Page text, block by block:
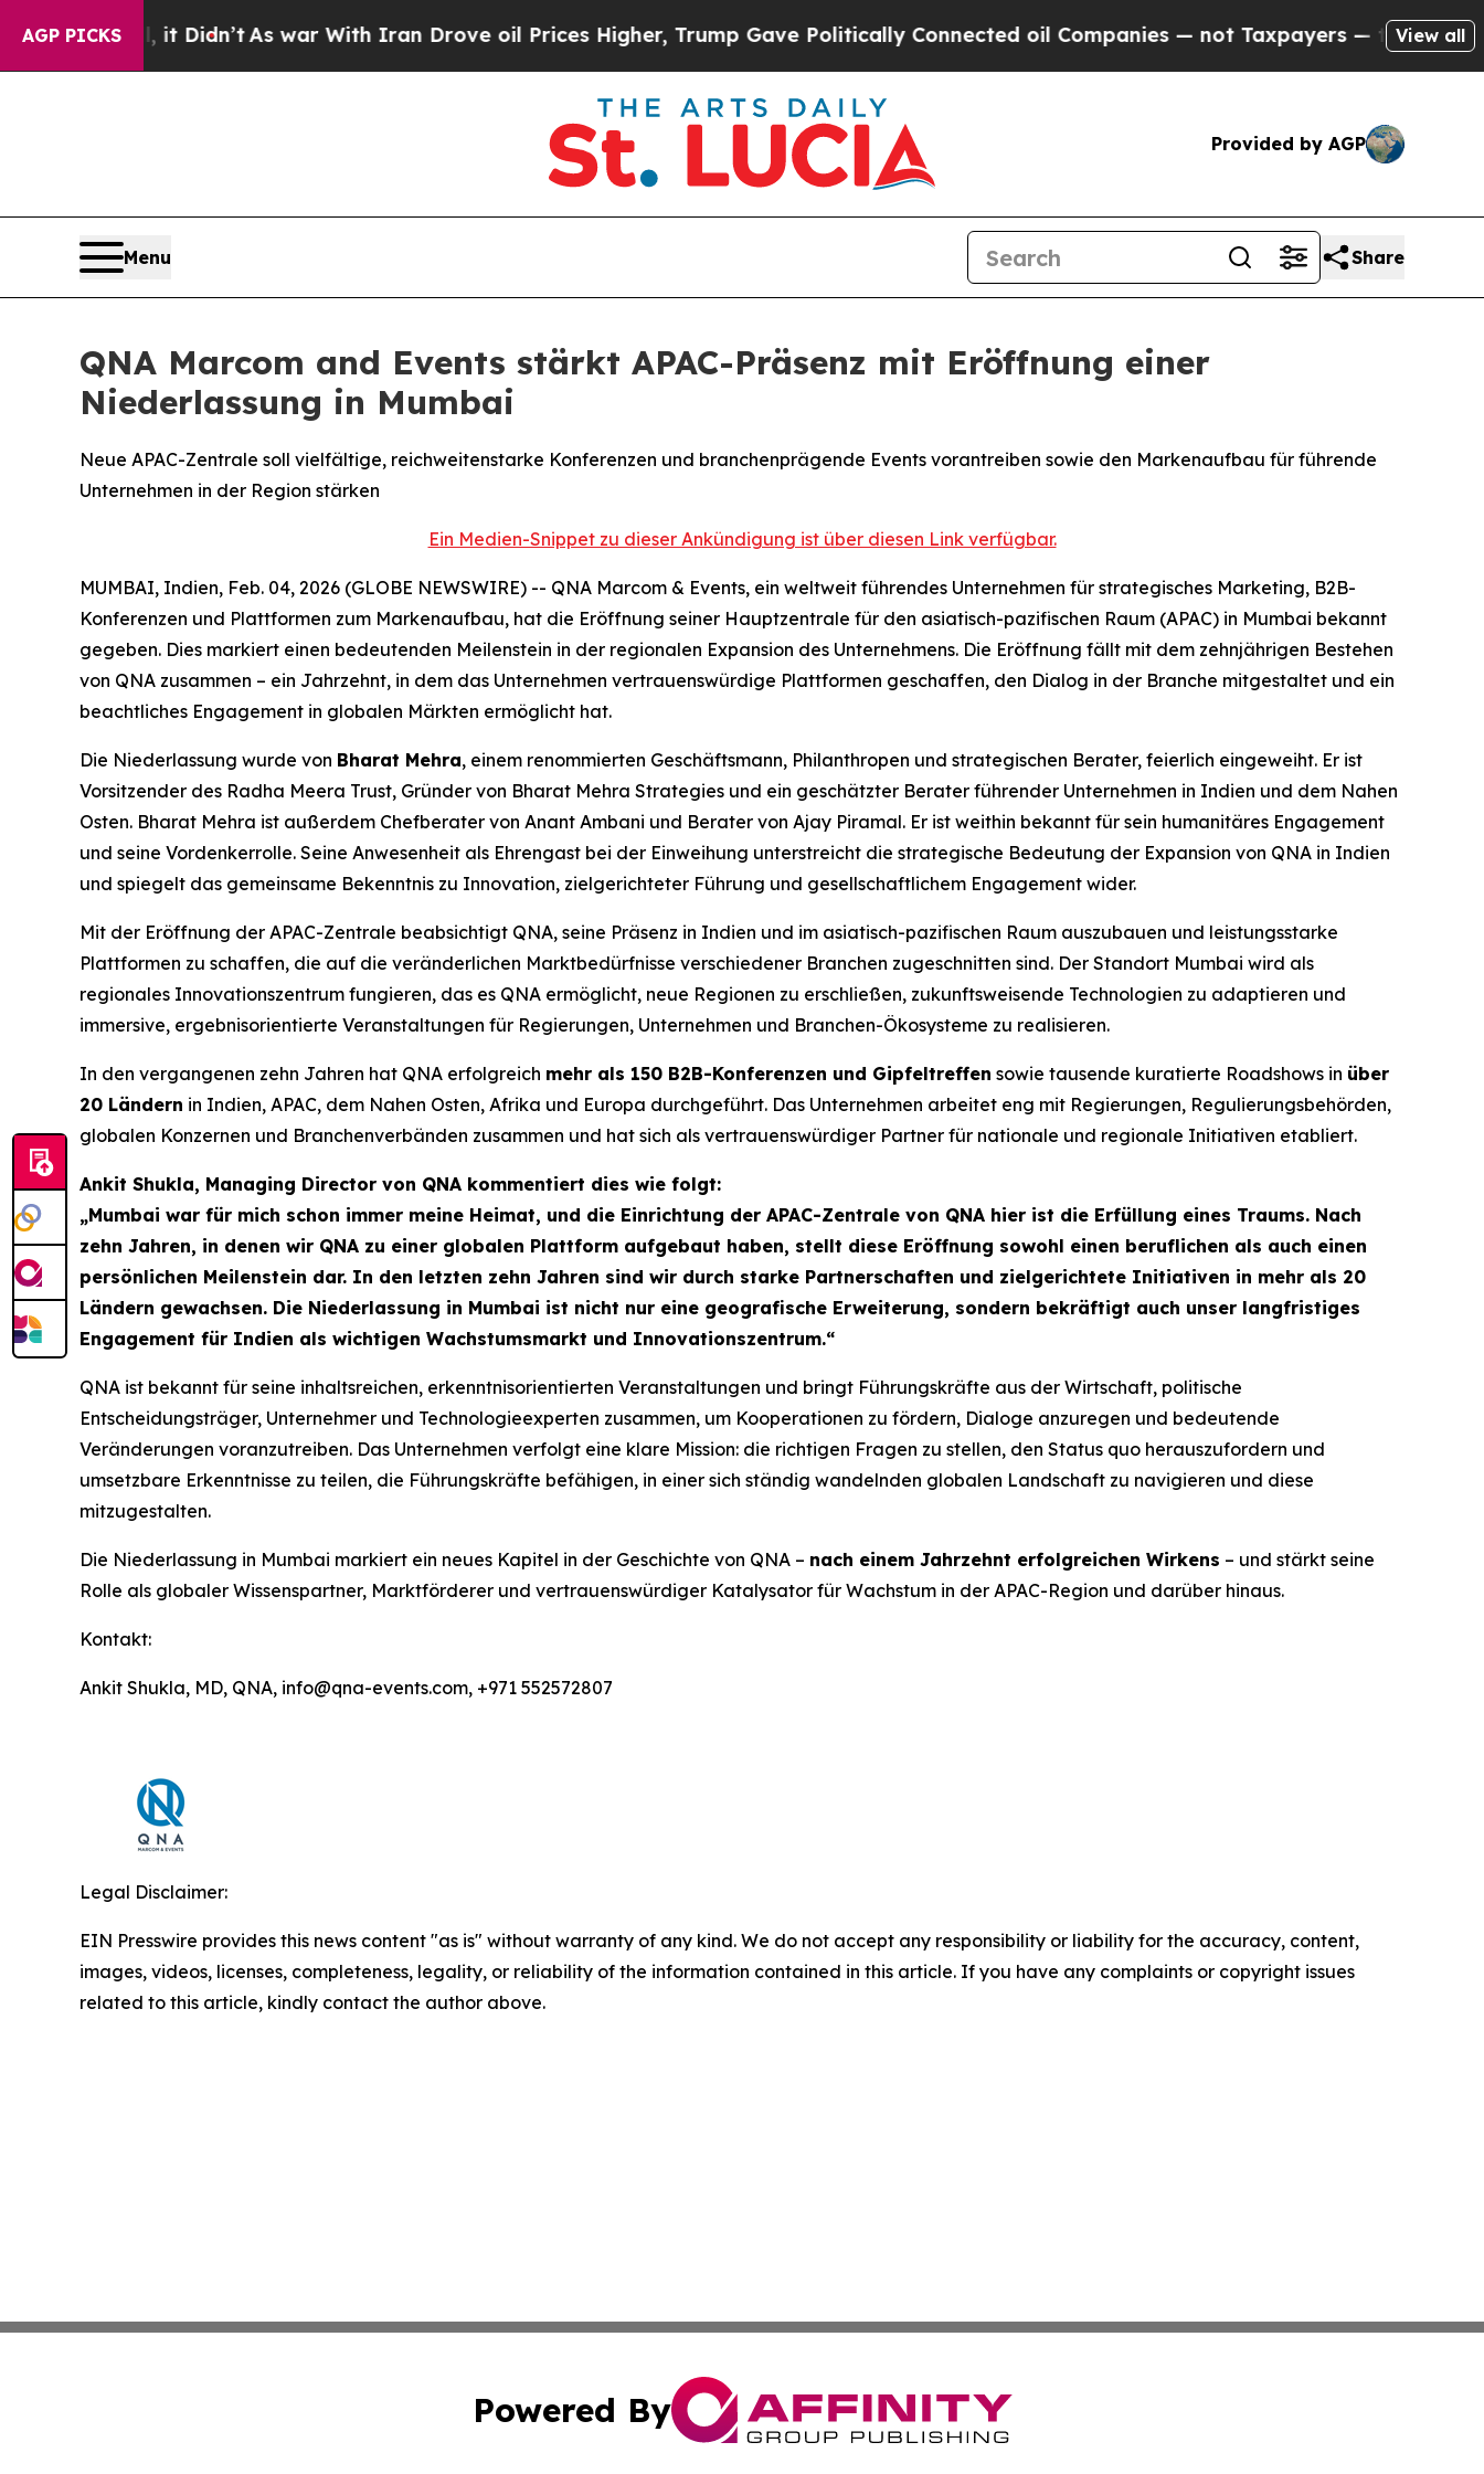
AGP PICKS
Well, it Didn’tAs war With Iran Drove oil Prices Higher, Trump Gave Politically Connected oil Companies — not Taxpayers — the Chance to
View all
Provided by AGP
Menu Share
QNA Marcom and Events stärkt APAC-Präsenz mit Eröffnung einer
Niederlassung in Mumbai
Neue APAC-Zentrale soll vielfältige, reichweitenstarke Konferenzen und branchenprägende Events vorantreiben sowie den Markenaufbau für führende
Unternehmen in der Region stärken
Ein Medien-Snippet zu dieser Ankündigung ist über diesen Link verfügbar.
MUMBAI, Indien, Feb. 04, 2026 (GLOBE NEWSWIRE) -- QNA Marcom & Events, ein weltweit führendes Unternehmen für strategisches Marketing, B2B-
Konferenzen und Plattformen zum Markenaufbau, hat die Eröffnung seiner Hauptzentrale für den asiatisch-pazifischen Raum (APAC) in Mumbai bekannt
gegeben. Dies markiert einen bedeutenden Meilenstein in der regionalen Expansion des Unternehmens. Die Eröffnung fällt mit dem zehnjährigen Bestehen
von QNA zusammen – ein Jahrzehnt, in dem das Unternehmen vertrauenswürdige Plattformen geschaffen, den Dialog in der Branche mitgestaltet und ein
beachtliches Engagement in globalen Märkten ermöglicht hat.
Die Niederlassung wurde von Bharat Mehra, einem renommierten Geschäftsmann, Philanthropen und strategischen Berater, feierlich eingeweiht. Er ist
Vorsitzender des Radha Meera Trust, Gründer von Bharat Mehra Strategies und ein geschätzter Berater führender Unternehmen in Indien und dem Nahen
Osten. Bharat Mehra ist außerdem Chefberater von Anant Ambani und Berater von Ajay Piramal. Er ist weithin bekannt für sein humanitäres Engagement
und seine Vordenkerrolle. Seine Anwesenheit als Ehrengast bei der Einweihung unterstreicht die strategische Bedeutung der Expansion von QNA in Indien
und spiegelt das gemeinsame Bekenntnis zu Innovation, zielgerichteter Führung und gesellschaftlichem Engagement wider.
Mit der Eröffnung der APAC-Zentrale beabsichtigt QNA, seine Präsenz in Indien und im asiatisch-pazifischen Raum auszubauen und leistungsstarke
Plattformen zu schaffen, die auf die veränderlichen Marktbedürfnisse verschiedener Branchen zugeschnitten sind. Der Standort Mumbai wird als
regionales Innovationszentrum fungieren, das es QNA ermöglicht, neue Regionen zu erschließen, zukunftsweisende Technologien zu adaptieren und
immersive, ergebnisorientierte Veranstaltungen für Regierungen, Unternehmen und Branchen-Ökosysteme zu realisieren.
In den vergangenen zehn Jahren hat QNA erfolgreich mehr als 150 B2B-Konferenzen und Gipfeltreffen sowie tausende kuratierte Roadshows in über
20 Ländern in Indien, APAC, dem Nahen Osten, Afrika und Europa durchgeführt. Das Unternehmen arbeitet eng mit Regierungen, Regulierungsbehörden,
globalen Konzernen und Branchenverbänden zusammen und hat sich als vertrauenswürdiger Partner für nationale und regionale Initiativen etabliert.
Ankit Shukla, Managing Director von QNA kommentiert dies wie folgt:
„Mumbai war für mich schon immer meine Heimat, und die Einrichtung der APAC-Zentrale von QNA hier ist die Erfüllung eines Traums. Nach
zehn Jahren, in denen wir QNA zu einer globalen Plattform aufgebaut haben, stellt diese Eröffnung sowohl einen beruflichen als auch einen
persönlichen Meilenstein dar. In den letzten zehn Jahren sind wir durch starke Partnerschaften und zielgerichtete Initiativen in mehr als 20
Ländern gewachsen. Die Niederlassung in Mumbai ist nicht nur eine geografische Erweiterung, sondern bekräftigt auch unser langfristiges
Engagement für Indien als wichtigen Wachstumsmarkt und Innovationszentrum.“
QNA ist bekannt für seine inhaltsreichen, erkenntnisorientierten Veranstaltungen und bringt Führungskräfte aus der Wirtschaft, politische
Entscheidungsträger, Unternehmer und Technologieexperten zusammen, um Kooperationen zu fördern, Dialoge anzuregen und bedeutende
Veränderungen voranzutreiben. Das Unternehmen verfolgt eine klare Mission: die richtigen Fragen zu stellen, den Status quo herauszufordern und
umsetzbare Erkenntnisse zu teilen, die Führungskräfte befähigen, in einer sich ständig wandelnden globalen Landschaft zu navigieren und diese
mitzugestalten.
Die Niederlassung in Mumbai markiert ein neues Kapitel in der Geschichte von QNA – nach einem Jahrzehnt erfolgreichen Wirkens – und stärkt seine
Rolle als globaler Wissenspartner, Marktförderer und vertrauenswürdiger Katalysator für Wachstum in der APAC-Region und darüber hinaus.
Kontakt:
Ankit Shukla, MD, QNA, info@qna-events.com, +971 552572807
Legal Disclaimer:
EIN Presswire provides this news content "as is" without warranty of any kind. We do not accept any responsibility or liability for the accuracy, content,
images, videos, licenses, completeness, legality, or reliability of the information contained in this article. If you have any complaints or copyright issues
related to this article, kindly contact the author above.
Powered By